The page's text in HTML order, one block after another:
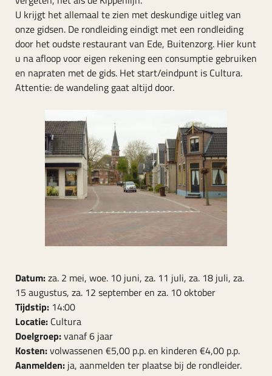
U krijgt het allemaal te zien met deskundige uitleg van
onze gidsen. De rondleiding eindigt met een rondleiding
door het oudste restaurant van Ede, Buitenzorg. Hier kunt
u na afloop voor eigen rekening een consumptie gebruiken
en napraten met de gids. Het start/eindpunt is Cultura.
Attentie: de wandeling gaat altijd door.
Datum:za. 2 mei, woe. 10 juni, za. 11 juli, za. 18 juli, za.
15 augustus, za. 12 september en za. 10 oktober
Tijdstip: 14:00
Locatie: Cultura
Doelgroep:vanaf 6 jaar
Kosten:volwassenen €5,00 p.p. en kinderen €4,00 p.p.
Aanmelden: ja, aanmelden ter plaatse bij de rondleider.